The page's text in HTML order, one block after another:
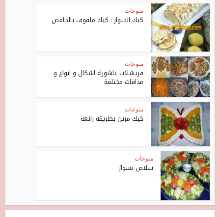
منوعات
كيك الجنواز : كيك ملفوف بالحامض
منوعات
قريشلات عاشوراء اشكال و انواع و
مذاقات مختلفة
منوعات
كيك مزين بطريقة رائعة
منوعات
سلاض نسواز